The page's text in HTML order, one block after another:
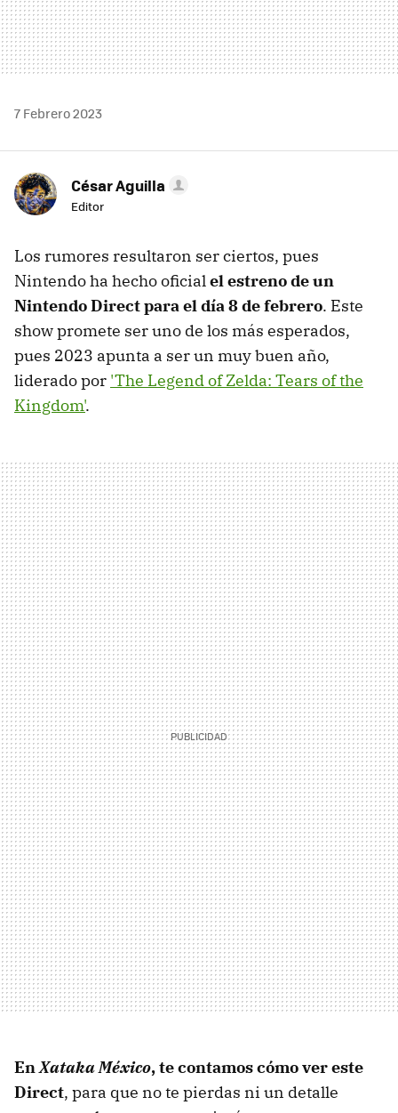
7 Febrero 2023
César Aguilla
Editor
Los rumores resultaron ser ciertos, pues
Nintendo ha hecho oficialel estreno de un
Nintendo Direct para el día 8 de febrero. Este
show promete ser uno de los más esperados,
pues 2023 apunta a ser un muy buen año,
liderado por 'The Legend of Zelda: Tears of the
Kingdom'.
EnXataka México, te contamos cómo ver este
Direct, para que no te pierdas ni un detalle